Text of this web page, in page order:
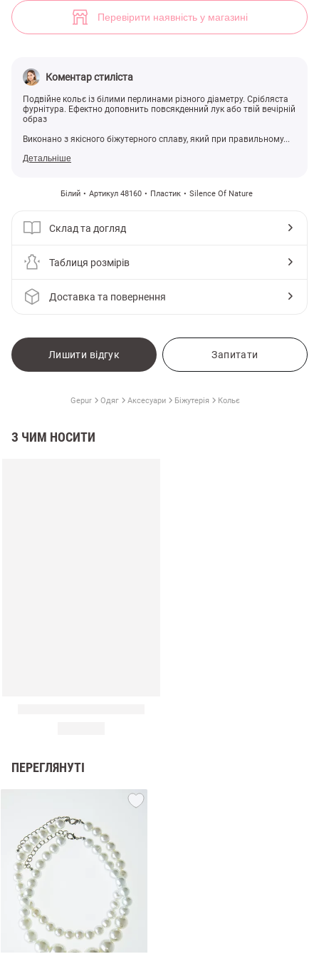
Перевірити наявність у магазині
Коментар стиліста
Подвійне кольє із білими перлинами різного діаметру. Срібляста
фурнітура. Ефектно доповнить повсякденний лук або твій вечірній
образ
Виконано з якісного біжутерного сплаву, який при правильному...
Детальніше
Білий Артикул 48160 Пластик Silence Of Nature
Склад та догляд
Таблиця розмірів
Доставка та повернення
Лишити відгук Запитати
Gepur Одяг Аксесуари Біжутерія Кольє
З ЧИМ НОСИТИ
ПЕРЕГЛЯНУТІ
Подвійне біле намисто з перлинами (арт. 48160) ♡ інтернет-